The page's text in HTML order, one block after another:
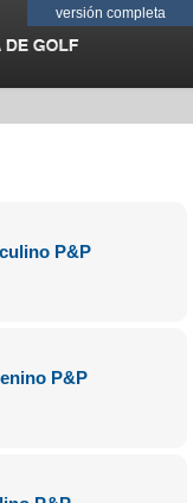
versión completa
P&P
P&P